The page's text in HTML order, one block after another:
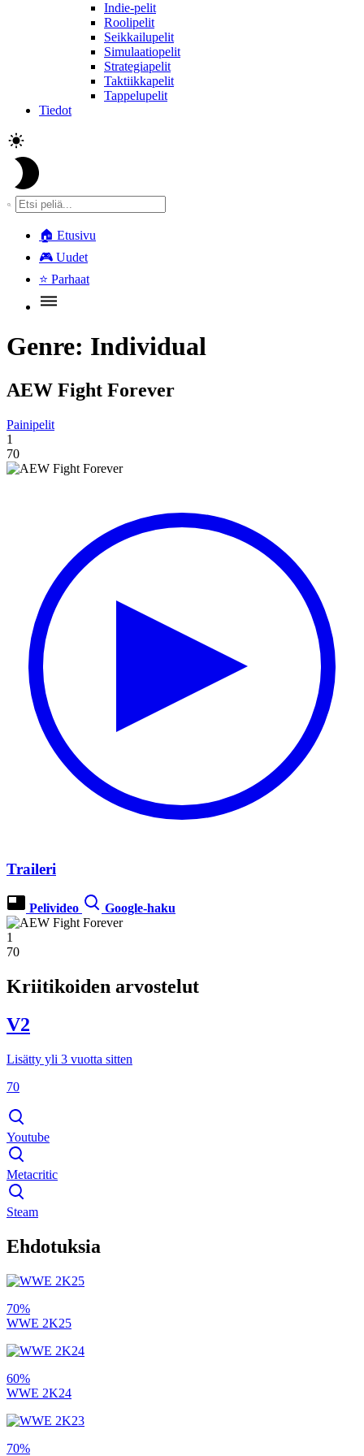
Indie-pelit
Roolipelit
Seikkailupelit
Simulaatiopelit
Strategiapelit
Taktiikkapelit
Tappelupelit
Tiedot
🏠 Etusivu
🎮 Uudet
⭐ Parhaat
Genre: Individual
AEW Fight Forever
Painipelit
1
70
Traileri
Pelivideo Google-haku
1
70
Kriitikoiden arvostelut
V2
Lisätty yli 3 vuotta sitten
70
Youtube
Metacritic
Steam
Ehdotuksia
70%
WWE 2K25
60%
WWE 2K24
70%